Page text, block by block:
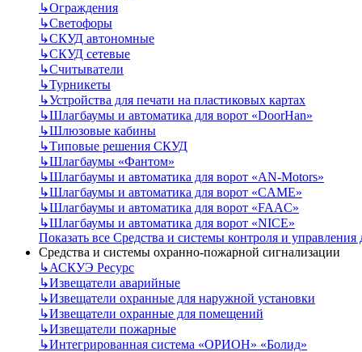
↳Ограждения
↳Светофоры
↳СКУД автономные
↳СКУД сетевые
↳Считыватели
↳Турникеты
↳Устройства для печати на пластиковых картах
↳Шлагбаумы и автоматика для ворот «DoorHan»
↳Шлюзовые кабины
↳Типовые решения СКУД
↳Шлагбаумы «Фантом»
↳Шлагбаумы и автоматика для ворот «AN-Motors»
↳Шлагбаумы и автоматика для ворот «CAME»
↳Шлагбаумы и автоматика для ворот «FAAC»
↳Шлагбаумы и автоматика для ворот «NICE»
Показать все Средства и системы контроля и управления
Средства и системы охранно-пожарной сигнализации
↳АСКУЭ Ресурс
↳Извещатели аварийные
↳Извещатели охранные для наружной установки
↳Извещатели охранные для помещений
↳Извещатели пожарные
↳Интегрированная система «ОРИОН» «Болид»